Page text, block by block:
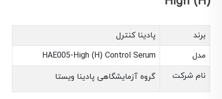
برند
پادینا کنترل
مدل
HAE005-High (H) Control Serum
نام شرکت
گروه آزمایشگاهی پادینا ویستا